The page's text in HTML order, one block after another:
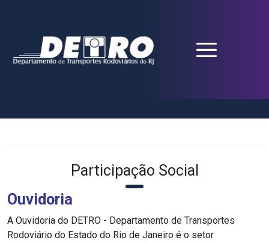
Participação Social
Ouvidoria
A Ouvidoria do DETRO - Departamento de Transportes
Rodoviário do Estado do Rio de Janeiro é o setor